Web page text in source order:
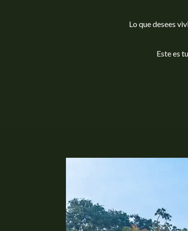
Lo que desees
Este es